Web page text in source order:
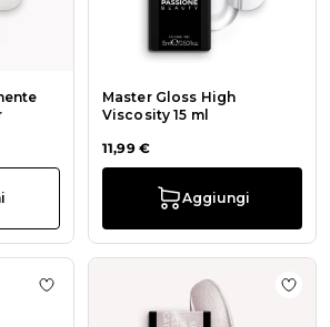
Master Gloss High
Viscosity 15 ml
11,99 €
Aggiungi
Aggiungi alla wishlist Starter Set -